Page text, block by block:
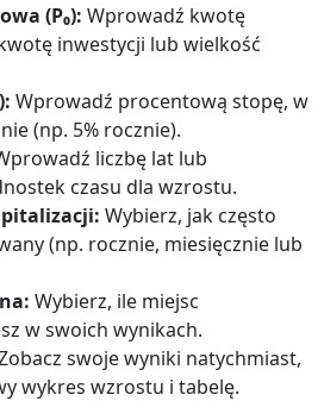
(P₀): Wprowadź kwotę
inwestycji lub wielkość
Wprowadź procentową stopę, w
(np. 5% rocznie).
liczbę lat lub
czasu dla wzrostu.
Wybierz, jak często
(np. rocznie, miesięcznie lub
Wybierz, ile miejsc
w swoich wynikach.
swoje wyniki natychmiast,
wykres wzrostu i tabelę.